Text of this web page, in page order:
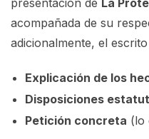
presentación de La
acompañada de su
adicionalmente, el
Explicación de los
Disposiciones
Petición concreta (lo